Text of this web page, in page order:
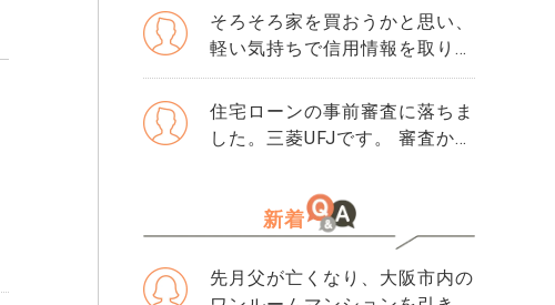
が、一般媒介と専任媒介で迷っ
ています。 窓口は多い方が買
主が見つかりそうだと思うので
されました。それぞれメリット
デメリットがあれば教えてくだ
そろそろ家を買おうかと思い、
軽い気持ちで信用情報を取り寄
せました。 そこで初めて「ク
レジットガイダンス指数」とい
う数字を見て、自分が500だと
知りました。 正直、この数字
せん。 ただ、ネットで「住宅
ローンはスコアが重要」と読ん
た。 思い当たるのは、数年前
住宅ローンの事前審査に落ちま
した。三菱UFJです。 審査から
・勤続年数10年 ・年収600万
・購入物件価格は4500万で、
頭金1000万です。 ・滞納歴な
どもありません 落ちた理由を
ちゃんと確認してから、次の審
新着
先月父が亡くなり、大阪市内の